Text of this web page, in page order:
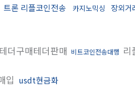
트론 리플코인전송 카지노믹싱 장외거
테더구매테더판매 비트코인전송대행 리
입 usdt현금화